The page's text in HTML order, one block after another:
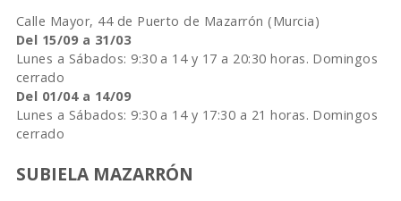
Calle Mayor, 44 de Puerto de Mazarrón (Murcia)
Del 15/09 a 31/03
Lunes a Sábados: 9:30 a 14 y 17 a 20:30 horas. Domingos
cerrado
Del 01/04 a 14/09
Lunes a Sábados: 9:30 a 14 y 17:30 a 21 horas. Domingos
cerrado
SUBIELA MAZARRÓN